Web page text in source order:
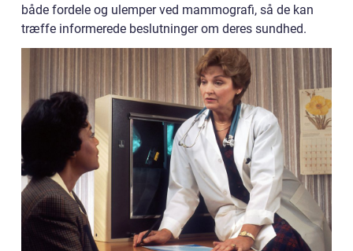
både fordele og ulemper ved mammografi, så de kan
træffe informerede beslutninger om deres sundhed.